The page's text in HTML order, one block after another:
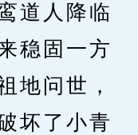
人降临
稳固一方
地问世，
坏了小青